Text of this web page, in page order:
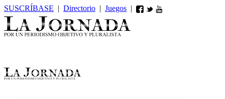
SUSCRÍBASE | Directorio | Juegos |